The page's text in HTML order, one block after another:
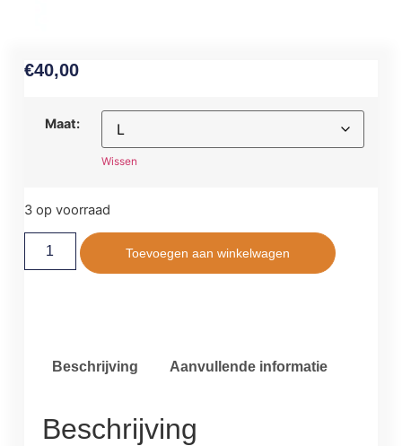
€40,00
Maat:
Wissen
3 op voorraad
Toevoegen aan winkelwagen
Beschrijving Aanvullende informatie
Beschrijving